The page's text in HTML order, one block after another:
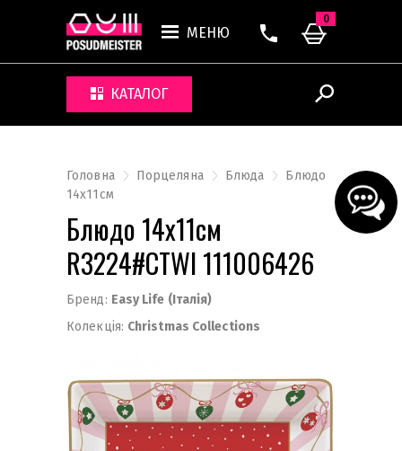
МЕНЮ
КАТАЛОГ
0
Головна Порцеляна Блюда
Блюдо
14х11см
Блюдо 14х11см
R3224#CTWI 111006426
Бренд: Easy Life (Італія)
Колекція: Christmas Collections